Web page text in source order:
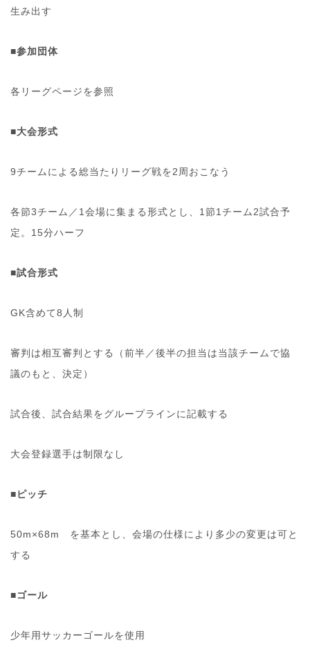
生み出す
■参加団体
各リーグページを参照
■大会形式
9チームによる総当たりリーグ戦を2周おこなう
各節3チーム／1会場に集まる形式とし、1節1チーム2試合予
定。15分ハーフ
■試合形式
GK含めて8人制
審判は相互審判とする（前半／後半の担当は当該チームで協
議のもと、決定）
試合後、試合結果をグループラインに記載する
大会登録選手は制限なし
■ピッチ
50m×68m を基本とし、会場の仕様により多少の変更は可と
する
■ゴール
少年用サッカーゴールを使用